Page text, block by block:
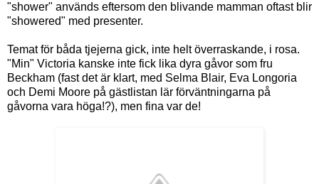
"shower" används eftersom den blivande mamman oftast blir
"showered" med presenter.
Temat för båda tjejerna gick, inte helt överraskande, i rosa.
"Min" Victoria kanske inte fick lika dyra gåvor som fru
Beckham (fast det är klart, med Selma Blair, Eva Longoria
och Demi Moore på gästlistan lär förväntningarna på
gåvorna vara höga!?), men fina var de!